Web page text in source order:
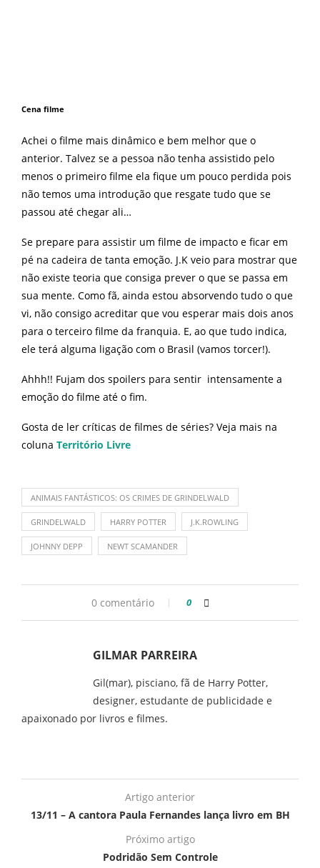
Cena filme
Achei o filme mais dinâmico e bem melhor que o
anterior. Talvez se a pessoa não tenha assistido pelo
menos o primeiro filme ela fique um pouco perdida pois
não temos uma introdução que resgate tudo que se
passou até chegar ali…
Se prepare para assistir um filme de impacto e ficar em
pé na cadeira de tanta emoção. J.K veio para mostrar que
não existe teoria que consiga prever o que se passa em
sua mente. Como fã, ainda estou absorvendo tudo o que
vi, não consigo acreditar que vou esperar mais dois anos
para o terceiro filme da franquia. E, ao que tudo indica,
ele terá alguma ligação com o Brasil (vamos torcer!).
Ahhh!! Fujam dos spoilers para sentir intensamente a
emoção do filme até o fim.
Gosta de ler críticas de filmes de séries? Veja mais na
coluna Território Livre
ANIMAIS FANTÁSTICOS: OS CRIMES DE GRINDELWALD
GRINDELWALD HARRY POTTER J.K.ROWLING
JOHNNY DEPP NEWT SCAMANDER
0 comentário 0
GILMAR PARREIRA
Gil(mar), pisciano, fã de Harry Potter,
designer, estudante de publicidade e
apaixonado por livros e filmes.
Artigo anterior
13/11 – A cantora Paula Fernandes lança livro em BH
Próximo artigo
Podridão Sem Controle